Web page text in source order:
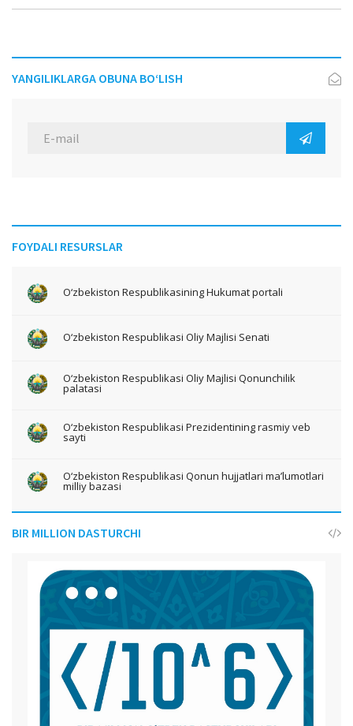
YANGILIKLARGA OBUNA BO‘LISH
FOYDALI RESURSLAR
O‘zbekiston Respublikasining Hukumat portali
O‘zbekiston Respublikasi Oliy Majlisi Senati
O‘zbekiston Respublikasi Oliy Majlisi Qonunchilik
palatasi
O‘zbekiston Respublikasi Prezidentining rasmiy veb
sayti
O‘zbekiston Respublikasi Qonun hujjatlari ma’lumotlari
milliy bazasi
BIR MILLION DASTURCHI